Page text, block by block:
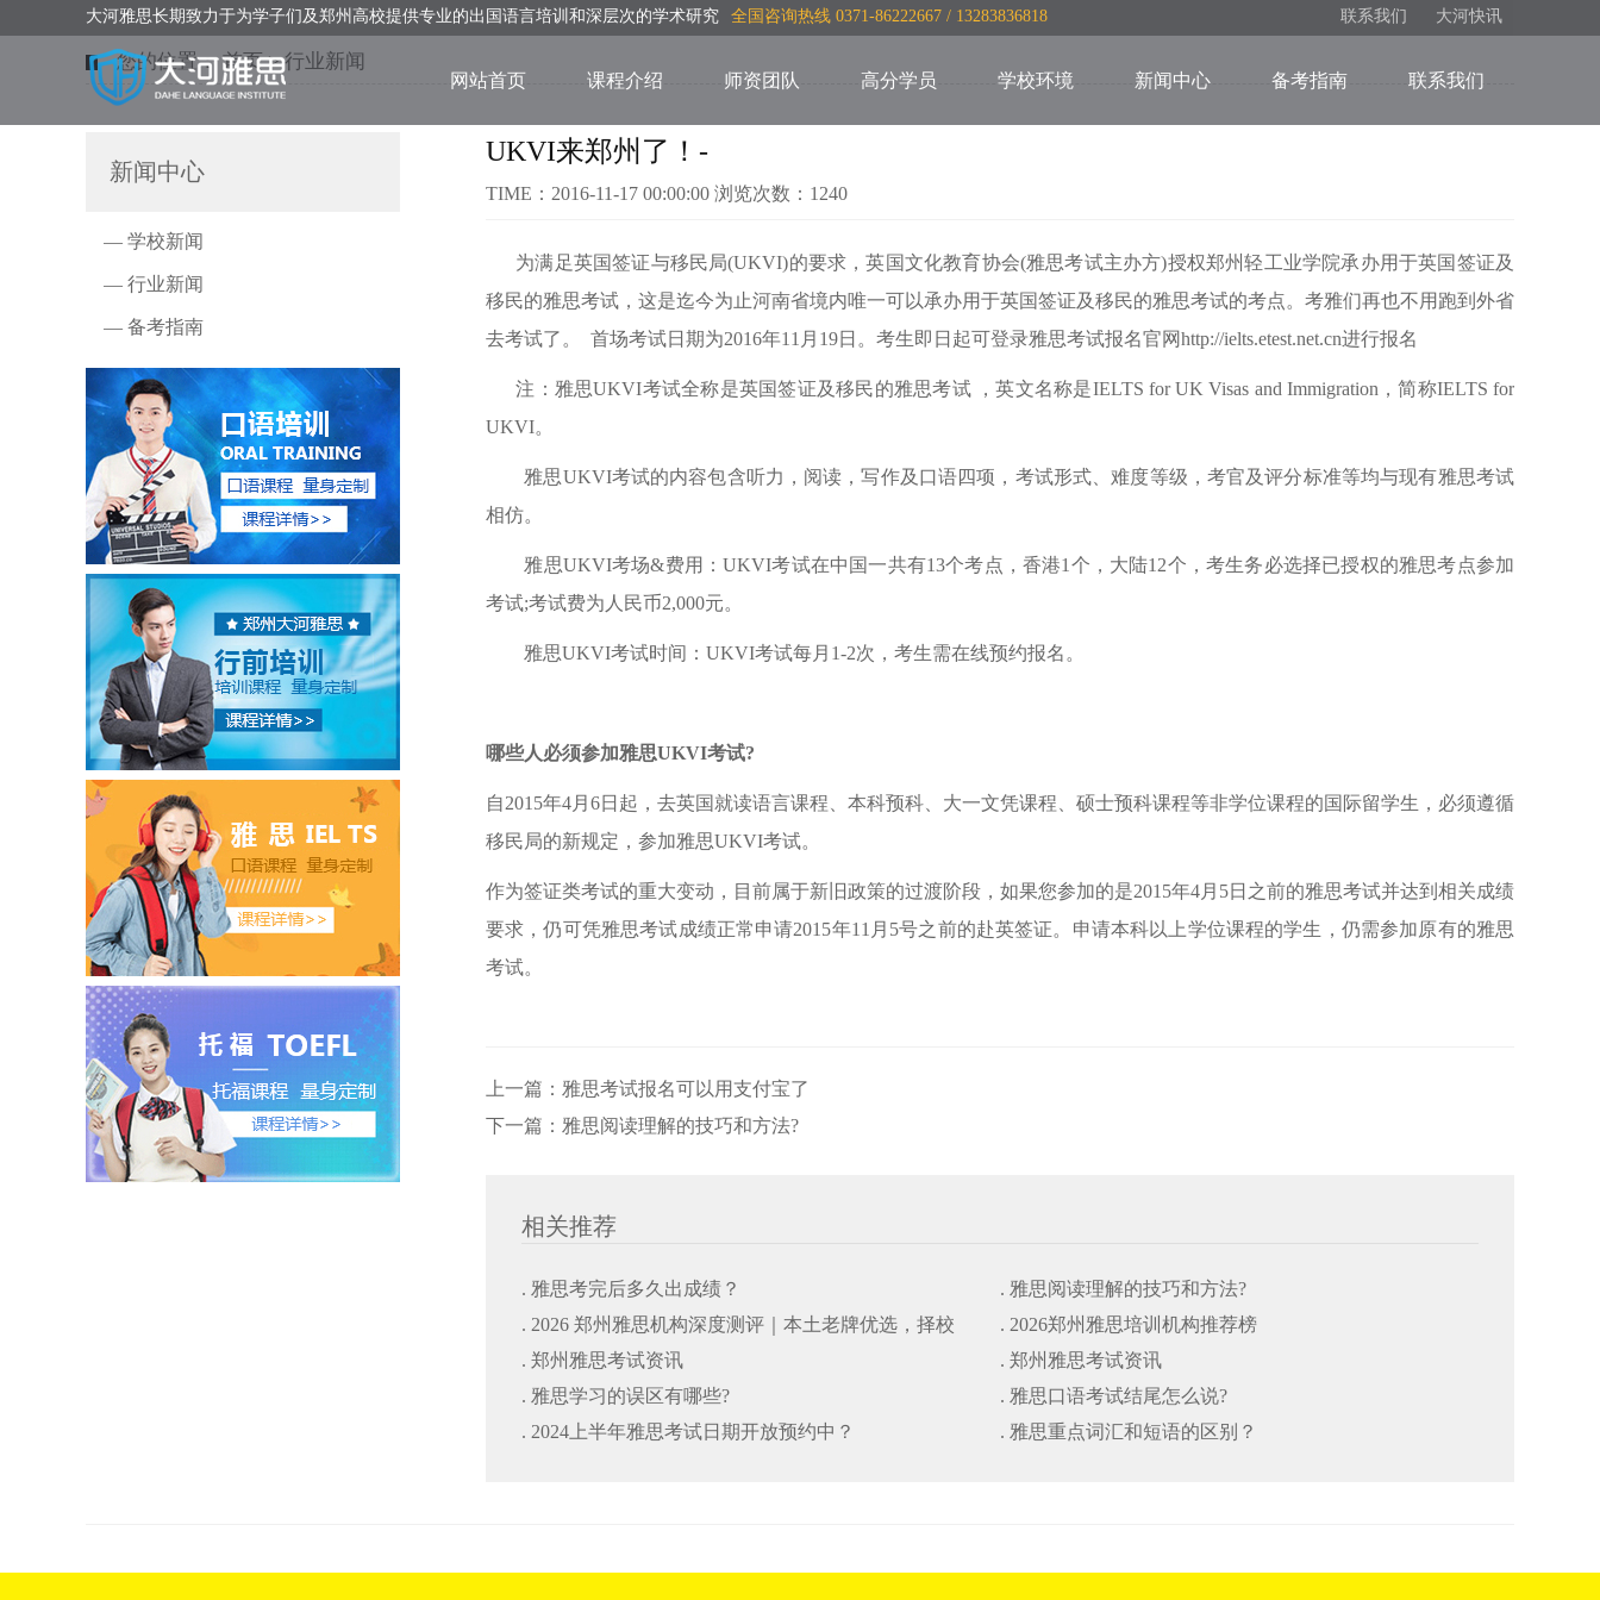
大河雅思长期致力于为学子们及郑州高校提供专业的出国语言培训和深层次的学术研究 全国咨询热线 0371-86222667 / 13283836818 联系我们 大河快讯
网站首页 课程介绍 师资团队 高分学员 学校环境 新闻中心 备考指南 联系我们
您的位置：首页>行业新闻
新闻中心
— 学校新闻
— 行业新闻
— 备考指南
UKVI来郑州了！-
TIME：2016-11-17 00:00:00 浏览次数：1240
为满足英国签证与移民局(UKVI)的要求，英国文化教育协会(雅思考试主办方)授权郑州轻工业学院承办用于英国签证及
移民的雅思考试，这是迄今为止河南省境内唯一可以承办用于英国签证及移民的雅思考试的考点。考雅们再也不用跑到外省
去考试了。 首场考试日期为2016年11月19日。考生即日起可登录雅思考试报名官网http://ielts.etest.net.cn进行报名
注：雅思UKVI考试全称是英国签证及移民的雅思考试 ，英文名称是IELTS for UK Visas and Immigration，简称IELTS for
UKVI。
雅思UKVI考试的内容包含听力，阅读，写作及口语四项，考试形式、难度等级，考官及评分标准等均与现有雅思考试
相仿。
雅思UKVI考场&费用：UKVI考试在中国一共有13个考点，香港1个，大陆12个，考生务必选择已授权的雅思考点参加
考试;考试费为人民币2,000元。
雅思UKVI考试时间：UKVI考试每月1-2次，考生需在线预约报名。
哪些人必须参加雅思UKVI考试?
自2015年4月6日起，去英国就读语言课程、本科预科、大一文凭课程、硕士预科课程等非学位课程的国际留学生，必须遵循
移民局的新规定，参加雅思UKVI考试。
作为签证类考试的重大变动，目前属于新旧政策的过渡阶段，如果您参加的是2015年4月5日之前的雅思考试并达到相关成绩
要求，仍可凭雅思考试成绩正常申请2015年11月5号之前的赴英签证。申请本科以上学位课程的学生，仍需参加原有的雅思
考试。
上一篇： 雅思考试报名可以用支付宝了
下一篇： 雅思阅读理解的技巧和方法?
相关推荐
. 雅思考完后多久出成绩？
. 雅思阅读理解的技巧和方法?
. 2026 郑州雅思机构深度测评｜本土老牌优选，择校
避坑干货指南
. 2026郑州雅思培训机构推荐榜
. 郑州雅思考试资讯
. 郑州雅思考试资讯
. 雅思学习的误区有哪些?
. 雅思口语考试结尾怎么说?
. 2024上半年雅思考试日期开放预约中？
. 雅思重点词汇和短语的区别？